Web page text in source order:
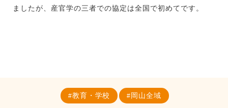
ましたが、産官学の三者での協定は全国で初めてです。
教育・学校 岡山全域